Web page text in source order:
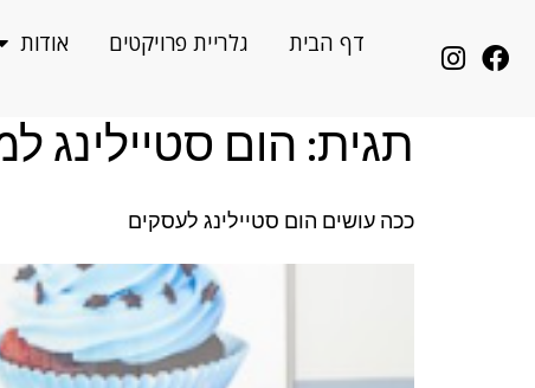
דף הבית גלריית פרויקטים אודות
תגית:הום סטיילינג
ככה עושים הום סטיילינג לעסקים